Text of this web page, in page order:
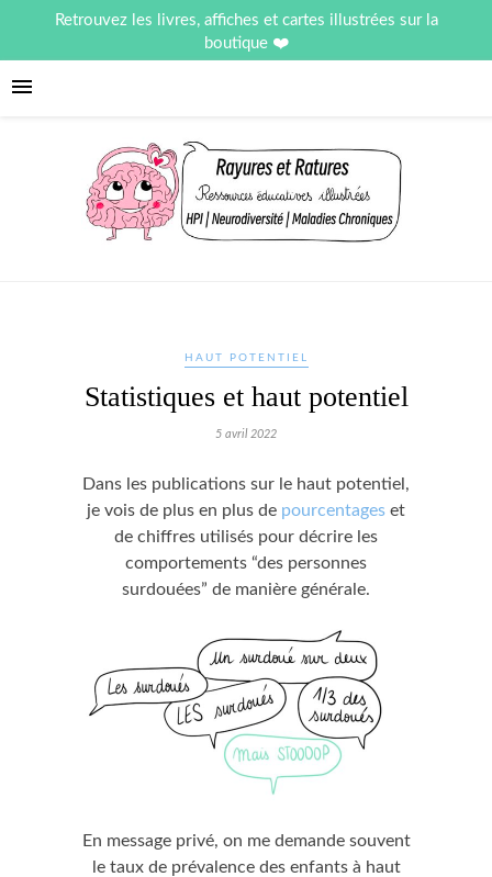
Retrouvez les livres, affiches et cartes illustrées sur la
boutique
HAUT POTENTIEL
Statistiques et haut potentiel
5 avril 2022
Dans les publications sur le haut potentiel,
je vois de plus en plus de pourcentages et
de chiffres utilisés pour décrire les
comportements “des personnes
surdouées” de manière générale.
En message privé, on me demande souvent
le taux de prévalence des enfants à haut